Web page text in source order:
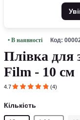
• В наявності Код:
Плівка для
Film - 10 см
4.7 (4)
Кількість